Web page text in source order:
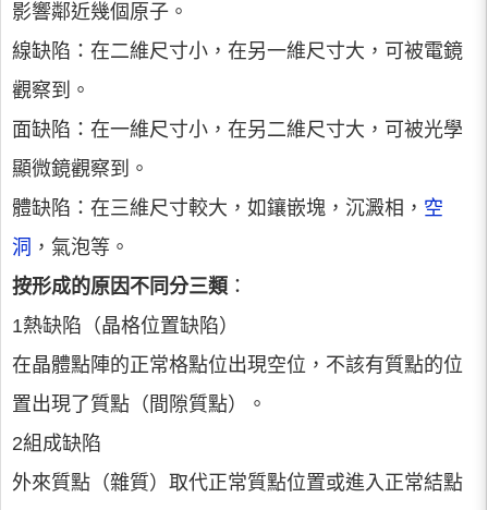
影響鄰近幾個原子。
線缺陷：在二維尺寸小，在另一維尺寸大，可被電鏡
觀察到。
面缺陷：在一維尺寸小，在另二維尺寸大，可被光學
顯微鏡觀察到。
體缺陷：在三維尺寸較大，如鑲嵌塊，沉澱相， 空
洞 ，氣泡等。
按形成的原因不同分三類 ：
1熱缺陷（晶格位置缺陷）
在晶體點陣的正常格點位出現空位，不該有質點的位
置出現了質點（間隙質點）。
2組成缺陷
外來質點（雜質）取代正常質點位置或進入正常結點